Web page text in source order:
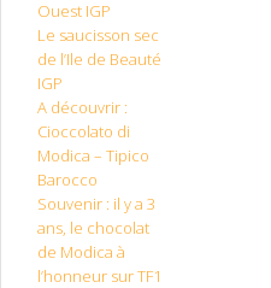
Ouest IGP
Le saucisson sec
de l’Ile de Beauté
IGP
A découvrir :
Cioccolato di
Modica – Tipico
Barocco
Souvenir : il y a 3
ans, le chocolat
de Modica à
l’honneur sur TF1